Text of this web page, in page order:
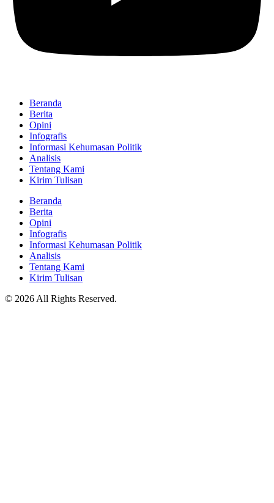
Beranda
Berita
Opini
Infografis
Informasi Kehumasan Politik
Analisis
Tentang Kami
Kirim Tulisan
Beranda
Berita
Opini
Infografis
Informasi Kehumasan Politik
Analisis
Tentang Kami
Kirim Tulisan
© 2026 All Rights Reserved.